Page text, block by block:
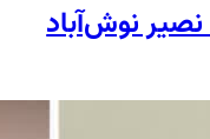
نوش‌آباد